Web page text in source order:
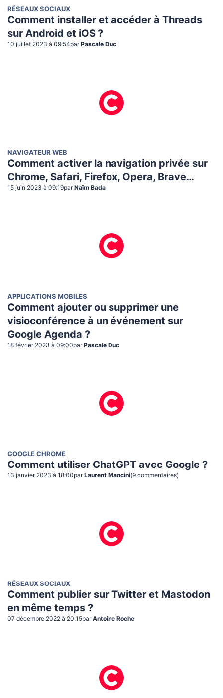
RÉSEAUX SOCIAUX
Comment installer et accéder à Threads
sur Android et iOS ?
10 juillet 2023 à 09:54par Pascale Duc
NAVIGATEUR WEB
Comment activer la navigation privée sur
Chrome, Safari, Firefox, Opera, Brave…
15 juin 2023 à 09:19par Naïm Bada
APPLICATIONS MOBILES
Comment ajouter ou supprimer une
visioconférence à un événement sur
Google Agenda ?
18 février 2023 à 09:00par Pascale Duc
GOOGLE CHROME
Comment utiliser ChatGPT avec Google ?
13 janvier 2023 à 18:00par Laurent Mancini(9 commentaires)
RÉSEAUX SOCIAUX
Comment publier sur Twitter et Mastodon
en même temps ?
07 décembre 2022 à 20:15par Antoine Roche